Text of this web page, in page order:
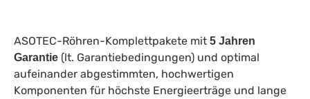
ASOTEC-Röhren-Komplettpakete mit 5 Jahren
Garantie (lt. Garantiebedingungen) und optimal
aufeinander abgestimmten, hochwertigen
Komponenten für höchste Energieerträge und lange